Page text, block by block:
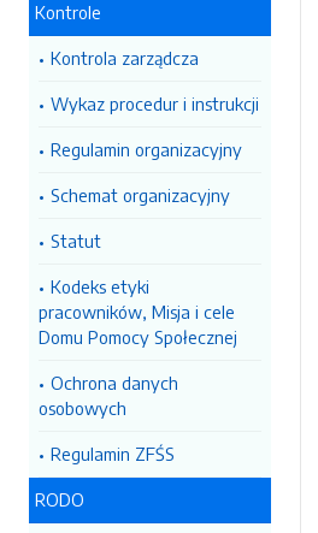
Kontrole
Kontrola zarządcza
Wykaz procedur i instrukcji
Regulamin organizacyjny
Schemat organizacyjny
Statut
Kodeks etyki
pracowników, Misja i cele
Domu Pomocy Społecznej
Ochrona danych
osobowych
Regulamin ZFŚS
RODO